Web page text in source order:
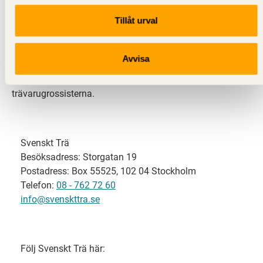
Tillåt urval
Avvisa
Svenskt Trä representerar svensk sågverksindustri
och är en del av branschorganisationen
svensk limträ-, KL-trä- och förpackningsindustri samt
trävarugrossisterna.
Svenskt Trä
Besöksadress: Storgatan 19
Postadress: Box 55525, 102 04 Stockholm
Telefon: 08 - 762 72 60
info@svenskttra.se
Följ Svenskt Trä här: